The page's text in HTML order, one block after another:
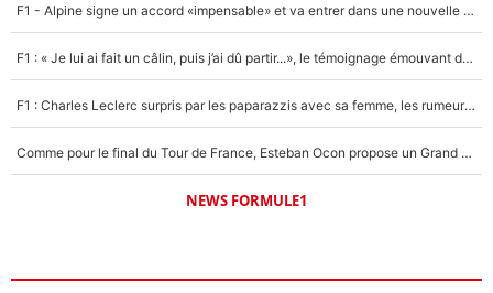
F1 - Alpine signe un accord «impensable» et va entrer dans une nouvelle dimension : Grande nouvelle pour Pierre Gasly !
F1 : « Je lui ai fait un câlin, puis j’ai dû partir...», le témoignage émouvant de Max Verstappen sur sa fille
F1 : Charles Leclerc surpris par les paparazzis avec sa femme, les rumeurs étaient vraies !
Comme pour le final du Tour de France, Esteban Ocon propose un Grand Prix de Formule 1 à Paris : «Autour de l’Arc de Triomphe, ce serait génial» !
NEWS FORMULE1